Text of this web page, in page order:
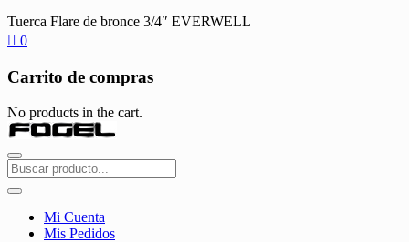
Tuerca Flare de bronce 3/4″ EVERWELL
0
Carrito de compras
No products in the cart.
Mi Cuenta
Mis Pedidos